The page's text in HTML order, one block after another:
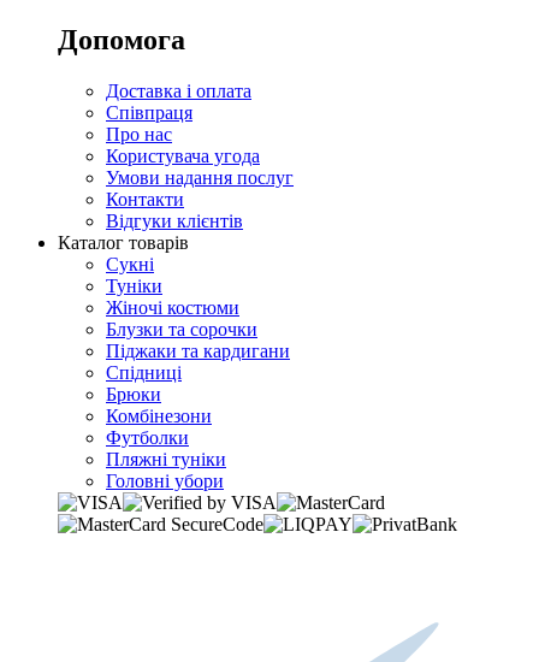
Допомога
Доставка і оплата
Співпраця
Про нас
Користувача угода
Умови надання послуг
Контакти
Відгуки клієнтів
Каталог товарів
Сукні
Туніки
Жіночі костюми
Блузки та сорочки
Піджаки та кардигани
Спідниці
Брюки
Комбінезони
Футболки
Пляжні туніки
Головні убори